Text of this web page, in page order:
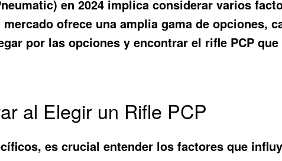
en 2024 implica considerar varios
ofrece una amplia gama de opciones,
por las opciones y encontrar el rifle PCP
al Elegir un Rifle PCP
es crucial entender los factores que